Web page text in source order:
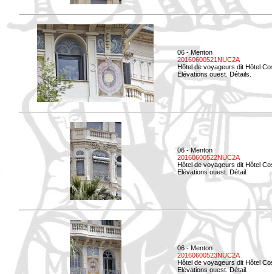
06 - Menton
20160600521NUC2A
Hôtel de voyageurs dit Hôtel
Elévations ouest. Détails.
06 - Menton
20160600522NUC2A
Hôtel de voyageurs dit Hôtel
Elévations ouest. Détail.
06 - Menton
20160600523NUC2A
Hôtel de voyageurs dit Hôtel
Elévations ouest. Détail.